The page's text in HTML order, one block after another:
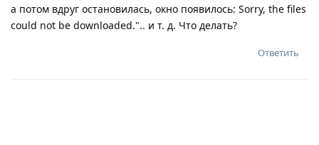
а потом вдруг остановилась, окно появилось: Sorry, the files
could not be downloaded.".. и т. д. Что делать?
Ответить